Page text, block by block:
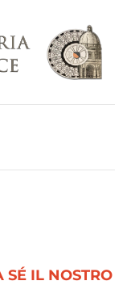
IL NOSTRO